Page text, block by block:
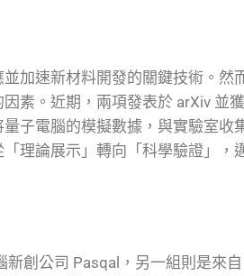
加速新材料開發的關鍵技術。然
素。近期，兩項發表於 arXiv 並
子電腦的模擬數據，與實驗室收
理論展示」轉向「科學驗證」，
創公司 Pasqal，另一組則是來